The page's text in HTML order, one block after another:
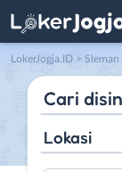
LokerJogja.ID > Sleman
Lokasi